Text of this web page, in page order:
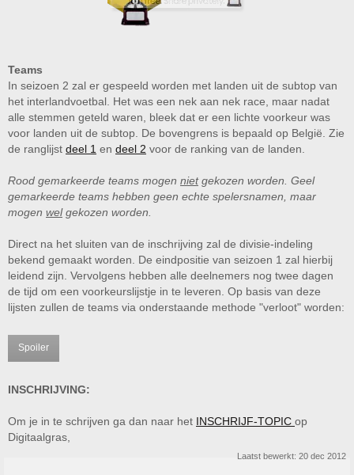
Teams
In seizoen 2 zal er gespeeld worden met landen uit de subtop van
het interlandvoetbal. Het was een nek aan nek race, maar nadat
alle stemmen geteld waren, bleek dat er een lichte voorkeur was
voor landen uit de subtop. De bovengrens is bepaald op België. Zie
de ranglijst deel 1 en deel 2 voor de ranking van de landen.
Rood gemarkeerde teams mogen nietgekozen worden. Geel
gemarkeerde teams hebben geen echte spelersnamen, maar
mogen welgekozen worden.
Direct na het sluiten van de inschrijving zal de divisie-indeling
bekend gemaakt worden. De eindpositie van seizoen 1 zal hierbij
leidend zijn. Vervolgens hebben alle deelnemers nog twee dagen
de tijd om een voorkeurslijstje in te leveren. Op basis van deze
lijsten zullen de teams via onderstaande methode "verloot" worden:
Spoiler
INSCHRIJVING:
Om je in te schrijven ga dan naar het INSCHRIJF-TOPIC op
Digitaalgras,
Laatst bewerkt: 20 dec 2012